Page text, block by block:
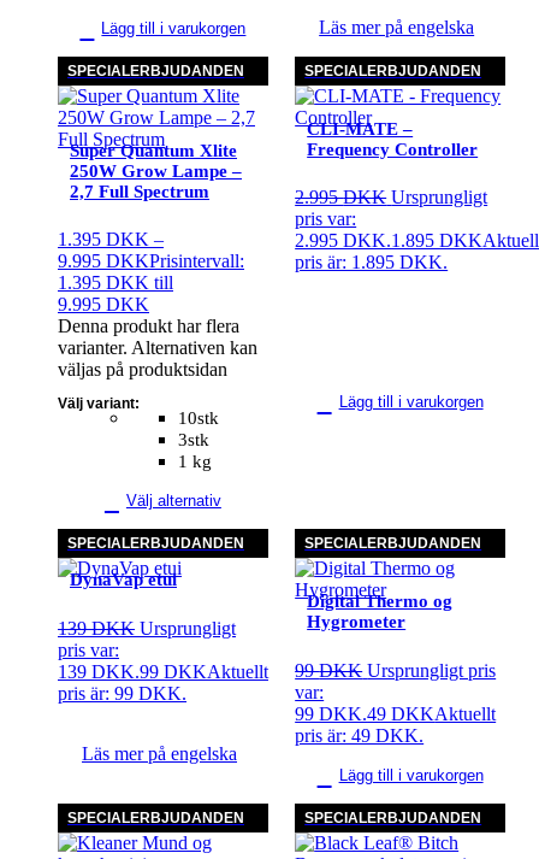
Lägg till i varukorgen
Läs mer på engelska
SPECIALERBJUDANDEN
Super Quantum Xlite
250W Grow Lampe –
2,7 Full Spectrum
1.395 DKK –
9.995 DKKPrisintervall:
1.395 DKK till
9.995 DKK
10stk
3stk
1 kg
Välj variant:
Välj alternativ
Denna produkt har flera
varianter. Alternativen kan
väljas på produktsidan
SPECIALERBJUDANDEN
CLI-MATE –
Frequency Controller
2.995DKK Ursprungligt
pris var:
2.995 DKK.1.895DKK
pris är: 1.895 DKK.
Lägg till i varukorgen
SPECIALERBJUDANDEN
DynaVap etui
139DKK Ursprungligt
pris var:
139 DKK.99 DKKAktuellt
pris är: 99 DKK.
Läs mer på engelska
SPECIALERBJUDANDEN
Digital Thermo og
Hygrometer
99DKK Ursprungligt pris
var:
99 DKK.49DKKAktuellt
pris är: 49 DKK.
Lägg till i varukorgen
SPECIALERBJUDANDEN SPECIALERBJUDANDEN